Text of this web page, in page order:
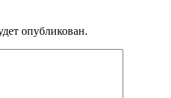
опубликован.